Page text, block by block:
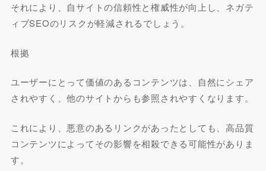
それにより、自サイトの信頼性と権威性が向上し、ネガテ
ィブSEOのリスクが軽減されるでしょう。
根拠
ユーザーにとって価値のあるコンテンツは、自然にシェア
されやすく、他のサイトからも参照されやすくなります。
これにより、悪意のあるリンクがあったとしても、高品質
コンテンツによってその影響を相殺できる可能性がありま
す。